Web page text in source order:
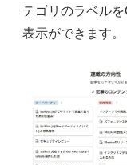
テゴリのラベル
表示ができます。